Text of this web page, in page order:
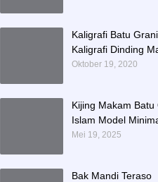
Kaligrafi Batu
Kaligrafi Dinding
Prasasti Kaligrafi
Oktober 19, 2020
Kijing Makam Batu
Islam Model
Terlaris Brand
Mei 19, 2025
Bak Mandi Teraso